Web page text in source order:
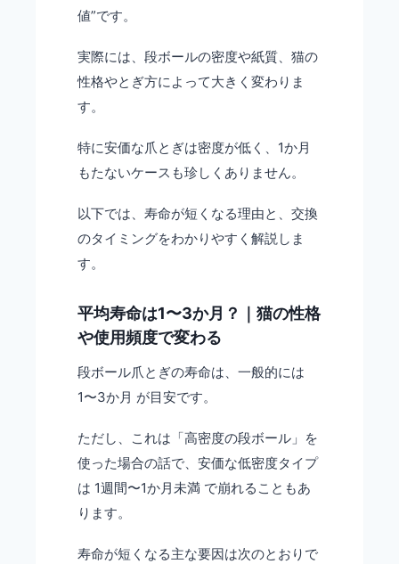
値”です。
実際には、段ボールの密度や紙質、猫の
性格やとぎ方によって大きく変わりま
す。
特に安価な爪とぎは密度が低く、1か月
もたないケースも珍しくありません。
以下では、寿命が短くなる理由と、交換
のタイミングをわかりやすく解説しま
す。
平均寿命は1〜3か月？｜猫の性格
や使用頻度で変わる
段ボール爪とぎの寿命は、一般的には
1〜3か月 が目安です。
ただし、これは「高密度の段ボール」を
使った場合の話で、安価な低密度タイプ
は 1週間〜1か月未満 で崩れることもあ
ります。
寿命が短くなる主な要因は次のとおりで